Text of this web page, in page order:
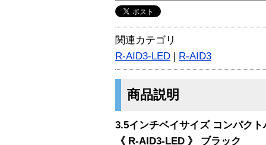
関連カテゴリ
R-AID3-LED | R-AID3
商品説明
3.5インチベイサイズ コンパク
《 R-AID3-LED 》 ブラック